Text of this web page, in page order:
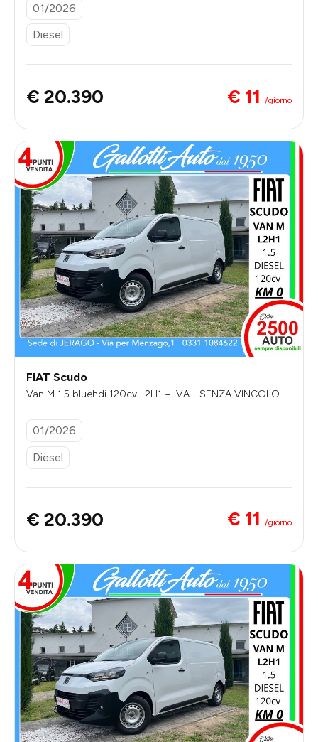
01/2026
Diesel
€ 20.390 € 11 /giorno
FIAT Scudo
Van M 1.5 bluehdi 120cv L2H1 + IVA - SENZA VINCOLO DI
01/2026
Diesel
€ 20.390 € 11 /giorno